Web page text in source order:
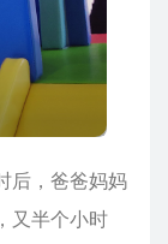
后，爸爸妈妈
又半个小时